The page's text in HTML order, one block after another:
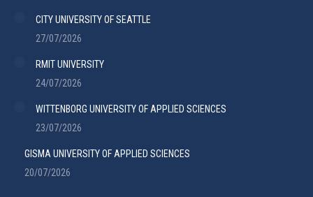
CITY UNIVERSITY OF SEATTLE
27/07/2026
RMIT UNIVERSITY
24/07/2026
WITTENBORG UNIVERSITY OF APPLIED SCIENCES
23/07/2026
GISMA UNIVERSITY OF APPLIED SCIENCES
20/07/2026